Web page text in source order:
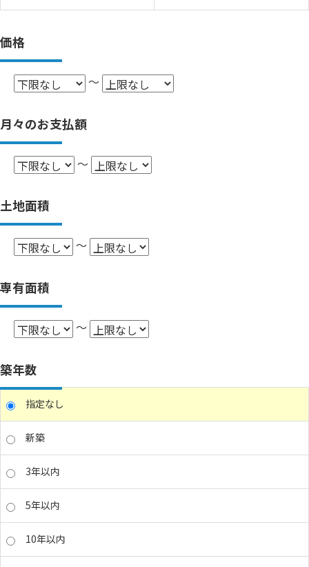
価格
～
月々のお支払額
～
土地面積
～
専有面積
～
築年数
指定なし
新築
3年以内
5年以内
10年以内